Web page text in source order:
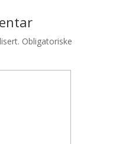
Obligatoriske